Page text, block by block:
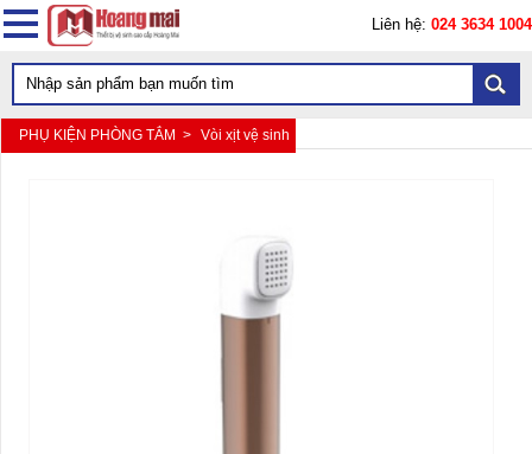
Liên hệ: 024 3634 1004
PHỤ KIỆN PHÒNG TẮM > Vòi xịt vệ sinh